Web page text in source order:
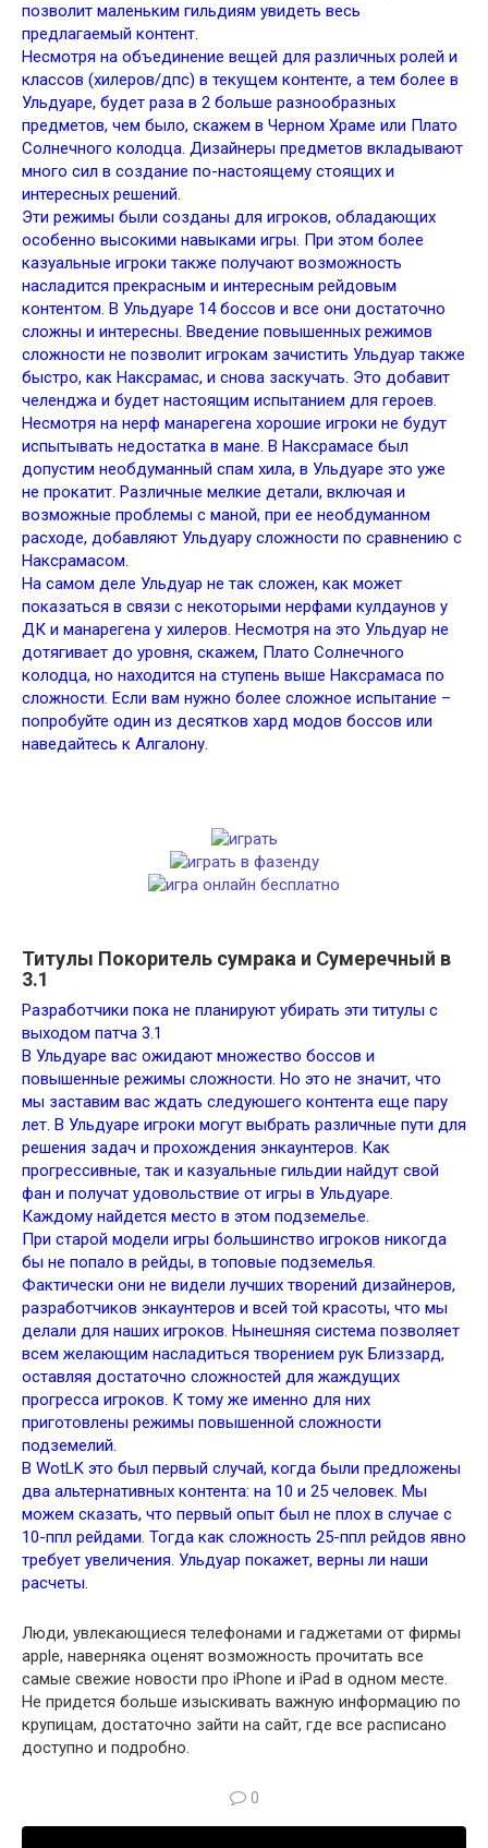
позволит маленьким гильдиям увидеть весь
предлагаемый контент.
Несмотря на объединение вещей для различных ролей и
классов (хилеров/дпс) в текущем контенте, а тем более в
Ульдуаре, будет раза в 2 больше разнообразных
предметов, чем было, скажем в Черном Храме или Плато
Солнечного колодца. Дизайнеры предметов вкладывают
много сил в создание по-настоящему стоящих и
интересных решений.
Эти режимы были созданы для игроков, обладающих
особенно высокими навыками игры. При этом более
казуальные игроки также получают возможность
насладится прекрасным и интересным рейдовым
контентом. В Ульдуаре 14 боссов и все они достаточно
сложны и интересны. Введение повышенных режимов
сложности не позволит игрокам зачистить Ульдуар также
быстро, как Наксрамас, и снова заскучать. Это добавит
челенджа и будет настоящим испытанием для героев.
Несмотря на нерф манарегена хорошие игроки не будут
испытывать недостатка в мане. В Наксрамасе был
допустим необдуманный спам хила, в Ульдуаре это уже
не прокатит. Различные мелкие детали, включая и
возможные проблемы с маной, при ее необдуманном
расходе, добавляют Ульдуару сложности по сравнению с
Наксрамасом.
На самом деле Ульдуар не так сложен, как может
показаться в связи с некоторыми нерфами кулдаунов у
ДК и манарегена у хилеров. Несмотря на это Ульдуар не
дотягивает до уровня, скажем, Плато Солнечного
колодца, но находится на ступень выше Наксрамаса по
сложности. Если вам нужно более сложное испытание –
попробуйте один из десятков хард модов боссов или
наведайтесь к Алгалону.
Титулы Покоритель сумрака и Сумеречный в
3.1
Разработчики пока не планируют убирать эти титулы с
выходом патча 3.1
В Ульдуаре вас ожидают множество боссов и
повышенные режимы сложности. Но это не значит, что
мы заставим вас ждать следуюшего контента еще пару
лет. В Ульдуаре игроки могут выбрать различные пути для
решения задач и прохождения энкаунтеров. Как
прогрессивные, так и казуальные гильдии найдут свой
фан и получат удовольствие от игры в Ульдуаре.
Каждому найдется место в этом подземелье.
При старой модели игры большинство игроков никогда
бы не попало в рейды, в топовые подземелья.
Фактически они не видели лучших творений дизайнеров,
разработчиков энкаунтеров и всей той красоты, что мы
делали для наших игроков. Нынешняя система позволяет
всем желающим насладиться творением рук Близзард,
оставляя достаточно сложностей для жаждущих
прогресса игроков. К тому же именно для них
приготовлены режимы повышенной сложности
подземелий.
В WotLK это был первый случай, когда были предложены
два альтернативных контента: на 10 и 25 человек. Мы
можем сказать, что первый опыт был не плох в случае с
10-ппл рейдами. Тогда как сложность 25-ппл рейдов явно
требует увеличения. Ульдуар покажет, верны ли наши
расчеты.
Люди, увлекающиеся телефонами и гаджетами от фирмы
apple, наверняка оценят возможность прочитать все
самые свежие новости про iPhone и iPad в одном месте.
Не придется больше изыскивать важную информацию по
крупицам, достаточно зайти на сайт, где все расписано
доступно и подробно.
0